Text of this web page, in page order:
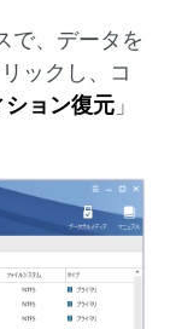
で、データを
ックし、コ
ション復元 」